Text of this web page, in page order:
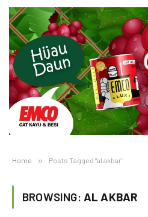
Home » Posts Tagged "al akbar"
BROWSING: AL AKBAR